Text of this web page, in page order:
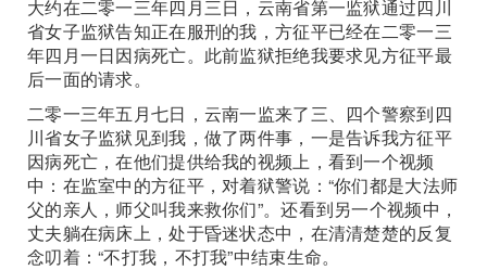
大约在二零一三年四月三日，云南省第一监狱通过四川
省女子监狱告知正在服刑的我，方征平已经在二零一三
年四月一日因病死亡。此前监狱拒绝我要求见方征平最
后一面的请求。
二零一三年五月七日，云南一监来了三、四个警察到四
川省女子监狱见到我，做了两件事，一是告诉我方征平
因病死亡，在他们提供给我的视频上，看到一个视频
中：在监室中的方征平，对着狱警说：“你们都是大法师
父的亲人，师父叫我来救你们”。还看到另一个视频中，
丈夫躺在病床上，处于昏迷状态中，在清清楚楚的反复
念叨着：“不打我，不打我”中结束生命。